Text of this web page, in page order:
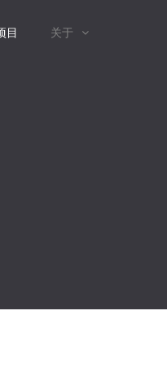
目 关于